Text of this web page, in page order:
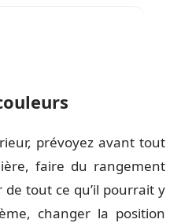
prévoyez avant tout
faire du rangement
tout ce qu’il pourrait y
changer la position